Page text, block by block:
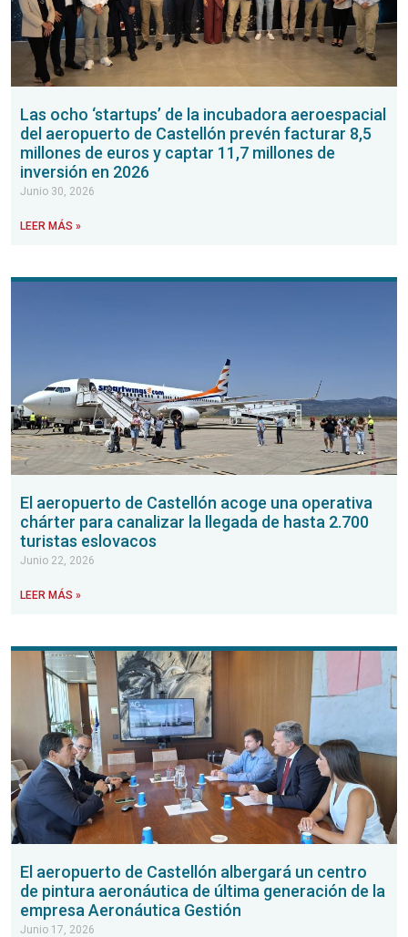
Las ocho ‘startups’ de la incubadora aeroespacial
del aeropuerto de Castellón prevén facturar 8,5
millones de euros y captar 11,7 millones de
inversión en 2026
Junio 30, 2026
LEER MÁS »
El aeropuerto de Castellón acoge una operativa
chárter para canalizar la llegada de hasta 2.700
turistas eslovacos
Junio 22, 2026
LEER MÁS »
El aeropuerto de Castellón albergará un centro
de pintura aeronáutica de última generación de la
empresa Aeronáutica Gestión
Junio 17, 2026